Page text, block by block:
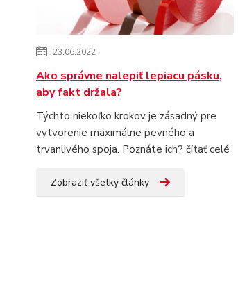
23.06.2022
Ako správne nalepiť lepiacu pásku,
aby fakt držala?
Týchto niekoľko krokov je zásadný pre
vytvorenie maximálne pevného a
trvanlivého spoja. Poznáte ich? čítať celé
Zobraziť všetky články